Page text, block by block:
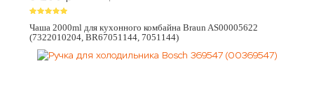
Чаша 2000ml для кухонного комбайна Braun AS00005622
(7322010204, BR67051144, 7051144)